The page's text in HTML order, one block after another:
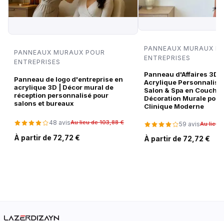
PANNEAUX MURAUX POUR
ENTREPRISES
Panneau de logo d'entreprise en
acrylique 3D | Décor mural de
réception personnalisé pour
salons et bureaux
48 avisAu lieu de 103,88 €
À partir de 72,72 €
PANNEAUX MURAUX
ENTREPRISES
Panneau d'Affaires 3D
Acrylique Personnalisé
Salon & Spa en
Décoration Murale
Clinique Moderne
59 avisAu lieu
À partir de 72,72 €